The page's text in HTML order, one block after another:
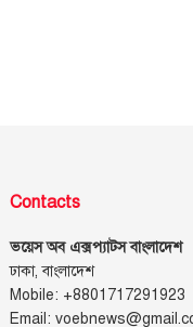
Contacts
ভয়েস অব এক্সপ্যাটস বাংলাদেশ
ঢাকা, বাংলাদেশ
Mobile: +8801717291923
Email: